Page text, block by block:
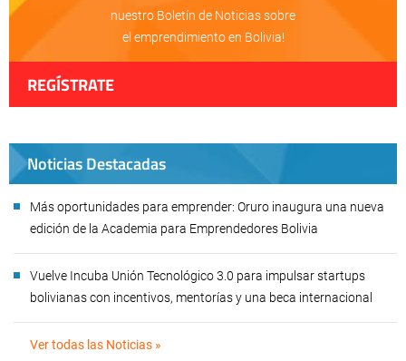
nuestro Boletín de Noticias sobre
el emprendimiento en Bolivia!
REGÍSTRATE
Noticias Destacadas
Más oportunidades para emprender: Oruro inaugura una nueva
edición de la Academia para Emprendedores Bolivia
Vuelve Incuba Unión Tecnológico 3.0 para impulsar startups
bolivianas con incentivos, mentorías y una beca internacional
Ver todas las Noticias »